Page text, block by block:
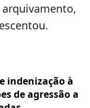
indenização à
de agressão a